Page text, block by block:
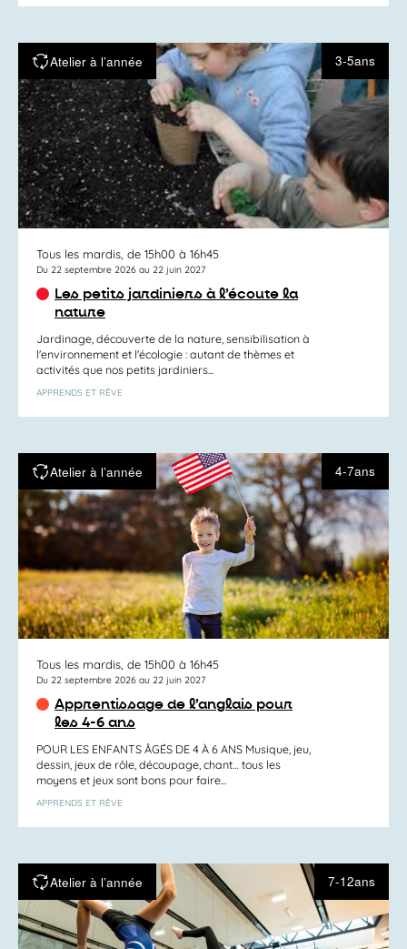
Atelier à l’année 3-5ans
Tous les mardis, de 15h00 à 16h45
Du 22 septembre 2026 au 22 juin 2027
Les petits jardiniers à l’écoute la
nature
Jardinage, découverte de la nature, sensibilisation à
l'environnement et l'écologie : autant de thèmes et
activités que nos petits jardiniers...
APPRENDS ET RÊVE
Atelier à l’année 4-7ans
Tous les mardis, de 15h00 à 16h45
Du 22 septembre 2026 au 22 juin 2027
Apprentissage de l’anglais pour
les 4-6 ans
POUR LES ENFANTS ÂGÉS DE 4 À 6 ANS Musique, jeu,
dessin, jeux de rôle, découpage, chant… tous les
moyens et jeux sont bons pour faire...
APPRENDS ET RÊVE
Atelier à l’année 7-12ans